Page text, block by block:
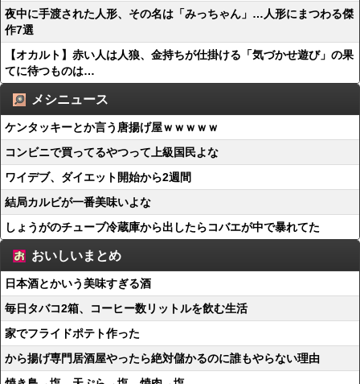
夜中に手渡された人形、その名は「みっちゃん」…人形にまつわる傑
作7選
【オカルト】赤い人は人狼、金持ちが仕掛ける「気づかせ遊び」の果
てに待つものは…
メシニュース
ケンタッキーとか言う唐揚げ屋ｗｗｗｗｗ
コンビニで買ってるやつって上級国民よな
ワイデブ、ダイエット開始から2週間
結局カルビが一番美味いよな
しょうがのチューブ冷蔵庫から出したらコバエが中で暴れてた
おいしいまとめ
日本酒とかいう美味すぎる酒
毎日タバコ2箱、コーヒー数リットルを飲む生活
家でフライドポテト作った
から揚げ専門居酒屋やったら絶対儲かるのに誰もやらない理由